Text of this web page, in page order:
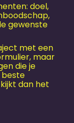
doel,
gewenste
met een
maar
die je
beste
dan het